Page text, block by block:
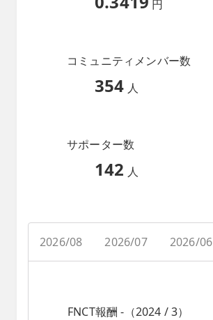
円
コミュニティメンバー数
354 人
サポーター数
142 人
2026/08 2026/07 2026/06
FNCT報酬 -（2024 / 3）